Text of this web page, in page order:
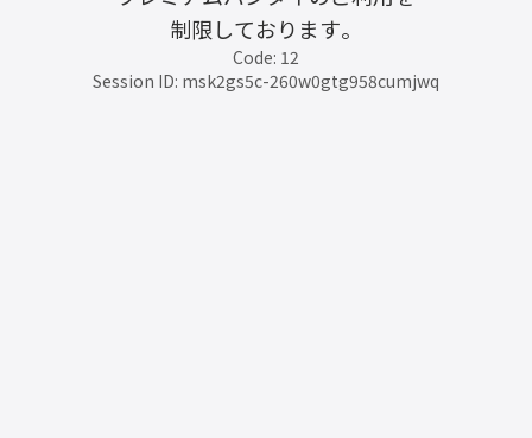
制限しております。
Code: 12
Session ID: msk2gs5c-260w0gtg958cumjwq